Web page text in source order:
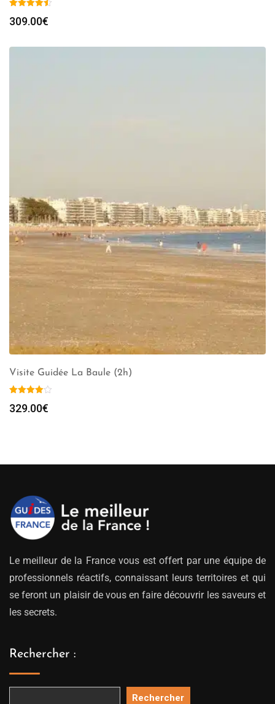
309.00€
Visite Guidée La Baule (2h)
329.00€
Le meilleur de la France vous est offert par une équipe de
professionnels réactifs, connaissant leurs territoires et qui
se feront un plaisir de vous en faire découvrir les saveurs et
les secrets.
Rechercher :
Rechercher